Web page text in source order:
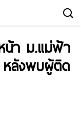
น้า ม.แม่ฟ้า
หลังพบผู้ติด